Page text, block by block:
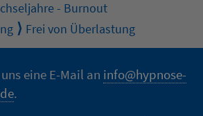
- Burnout
Frei von Überlastung
eine E-Mail an info@hypnose-
.